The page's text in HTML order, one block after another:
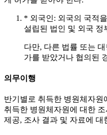
* 외국인: 외국의 국적
설립된 법인 및 외국 정
다만, 다른 법률 또는
가를 받았거나 협의된
의무이행
반기별로 취득한 병원체자원
취득한 병원체자원에 대한
제공, 조사 결과 및 자료에 대